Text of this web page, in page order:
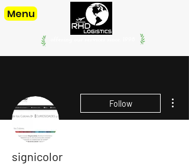
Menu
Follow
signicolor